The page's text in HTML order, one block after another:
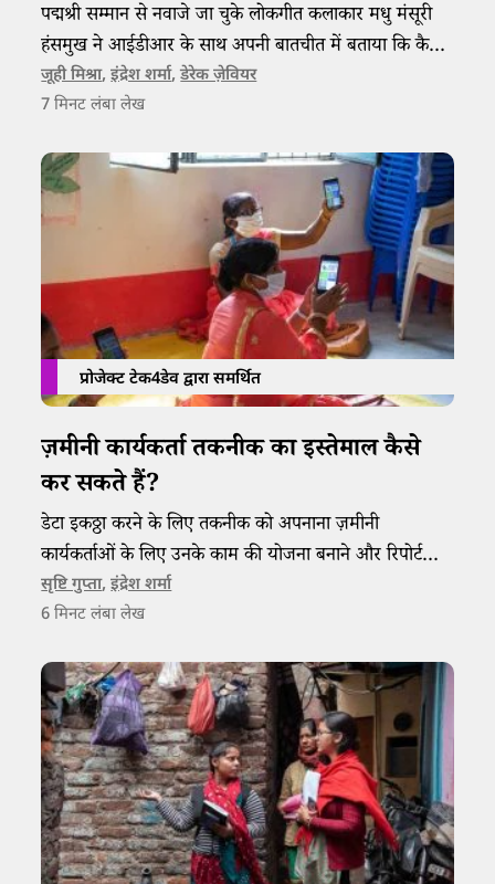
पद्मश्री सम्मान से नवाजे जा चुके लोकगीत कलाकार मधु मंसूरी
हंसमुख ने आईडीआर के साथ अपनी बातचीत में बताया कि कैसे
छोटी सी उम्र से ही इन्होंने लोकगीत को अपना हथियार बनाकर
झारखंड आंदोलन को एक नई दिशा और चेतना प्रदान की।
जूही मिश्रा,इंद्रेश शर्मा,डेरेक ज़ेवियर
7 मिनट लंबा लेख
प्रोजेक्ट टेक4डेव द्वारा समर्थित
ज़मीनी कार्यकर्ता तकनीक का इस्तेमाल कैसे
कर सकते हैं?
डेटा इकठ्ठा करने के लिए तकनीक को अपनाना ज़मीनी
कार्यकर्ताओं के लिए उनके काम की योजना बनाने और रिपोर्ट
बनाने में फायदेमंद है।
सृष्टि गुप्ता,इंद्रेश शर्मा
6 मिनट लंबा लेख